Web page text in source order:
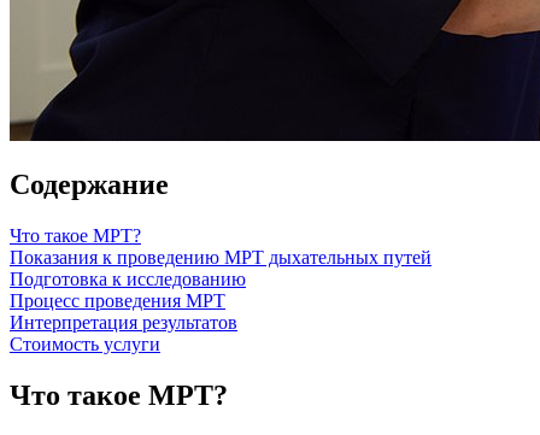
Содержание
Что такое МРТ?
Показания к проведению МРТ дыхательных путей
Подготовка к исследованию
Процесс проведения МРТ
Интерпретация результатов
Стоимость услуги
Что такое МРТ?